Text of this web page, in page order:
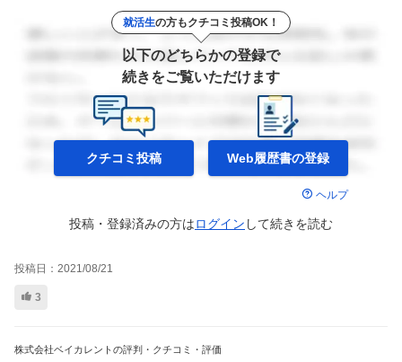
就活生の方もクチコミ投稿OK！
以下のどちらかの登録で
続きをご覧いただけます
クチコミ投稿 Web履歴書の登録
ヘルプ
投稿・登録済みの方はログイン して続きを読む
投稿日： 2021/08/21
3
株式会社ベイカレントの評判・クチコミ・評価